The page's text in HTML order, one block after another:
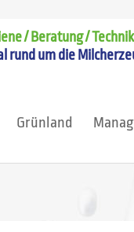
/ Beratung / Technik
rund um die
Grünland